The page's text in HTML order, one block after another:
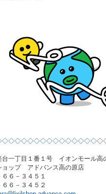
台一丁目１番１号 イオンモール高
ョップ アドバンス高の原店
６－３４５１
６－３４５２